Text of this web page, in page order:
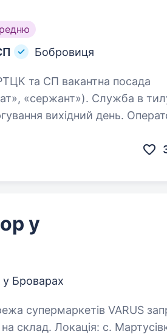
Бобровиця
«сержант»). Служба в
вихідний день.
у
Броварах
склад. Локація: с.